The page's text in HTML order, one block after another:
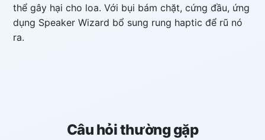
thể gây hại cho loa. Với bụi bám chặt, cứng đầu, ứng
dụng Speaker Wizard bổ sung rung haptic để rũ nó
ra.
Câu hỏi thường gặp